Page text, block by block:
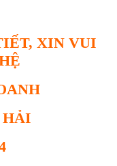
XIN VUI
HẢI